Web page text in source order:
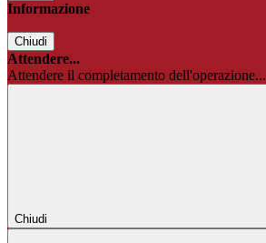
Informazione
Chiudi
Attendere...
Attendere il completamento dell'operazione...
Chiudi